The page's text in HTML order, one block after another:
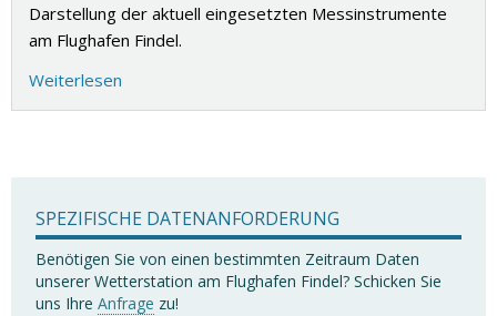
Darstellung der aktuell eingesetzten Messinstrumente
am Flughafen Findel.
Weiterlesen
SPEZIFISCHE DATENANFORDERUNG
Benötigen Sie von einen bestimmten Zeitraum Daten
unserer Wetterstation am Flughafen Findel? Schicken Sie
uns IhreAnfrage zu!